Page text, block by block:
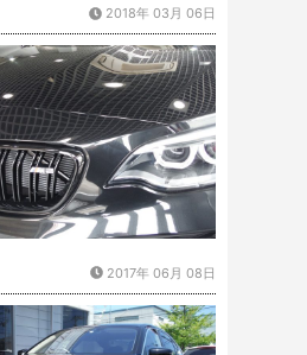
2018年 03月 06日
2017年 06月 08日